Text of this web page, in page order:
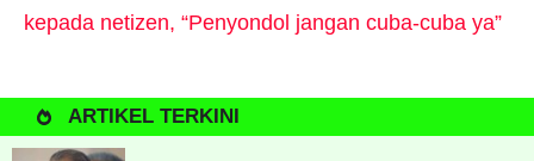
kepada netizen, “Penyondol jangan cuba-cuba ya”
ARTIKEL TERKINI